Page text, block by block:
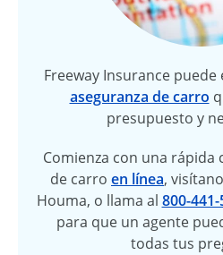
Freeway Insurance
aseguranza de carro
presupuesto y
Comienza con una rápida
de carro en línea,
Houma, o llama al 800-
para que un agente
todas tus